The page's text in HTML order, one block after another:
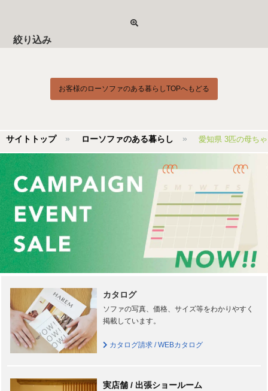
絞り込み
お客様のローソファのある暮らしTOPへもどる
サイトトップ ローソファのある暮らし 愛知県 3匹の母ち
カタログ
ソファの写真、価格、サイズ等をわかりやすく
掲載しています。
カタログ請求 / WEBカタログ
実店舗 / 出張ショールーム